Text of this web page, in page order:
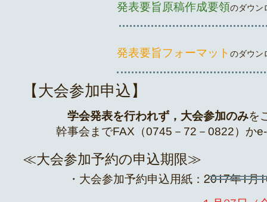
発表要旨原稿作成要領のダ
発表要旨フォーマット のダ
【大会参加申込】
学会発表を行われず，大会参加のみを
幹事会までFAX（0745－72－0822） か
≪大会参加予約の申込期限≫
・大会参加予約申込用紙：2017年1月